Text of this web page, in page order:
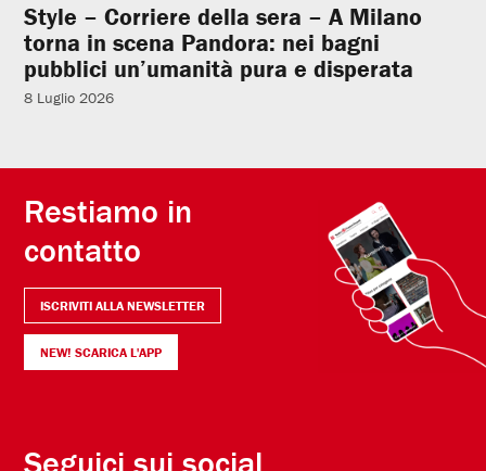
Style – Corriere della sera – A Milano
torna in scena Pandora: nei bagni
pubblici un’umanità pura e disperata
8 Luglio 2026
Restiamo in
contatto
ISCRIVITI ALLA NEWSLETTER
NEW! SCARICA L'APP